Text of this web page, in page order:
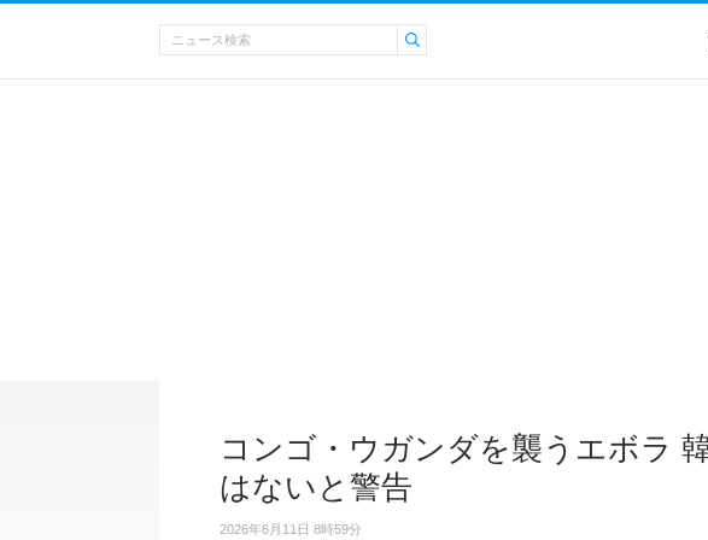
コンゴ・ウガンダを襲うエボラ
はないと警告
2026年6月11日 8時59分